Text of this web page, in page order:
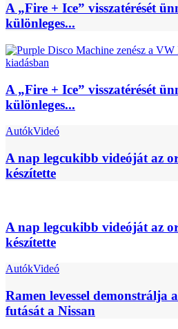
A „Fire + Ice” visszatérését
különleges...
A „Fire + Ice” visszatérését
különleges...
AutókVideó
A nap legcukibb videóját az
készítette
A nap legcukibb videóját az
készítette
AutókVideó
Ramen levessel demonstrálja
futását a Nissan